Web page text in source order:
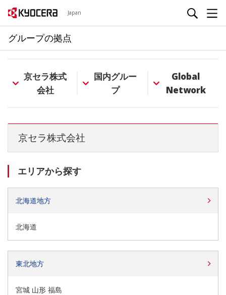
Japan
グループの拠点
京セラ株式
会社
国内グルー
プ
Global
Network
京セラ株式会社
エリアから探す
北海道地方
北海道
東北地方
宮城 山形 福島